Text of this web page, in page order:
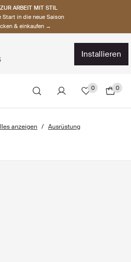
ARBEIT MIT STIL
Start in die neue Saison
& einkaufen →
installieren
0 0
anzeigen Ausrüstung